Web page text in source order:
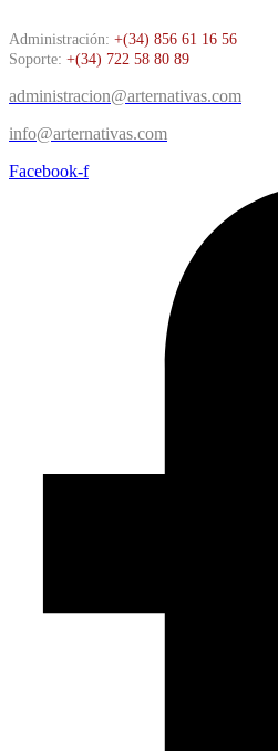
Administración: +(34) 856 61 16 56
Soporte: +(34) 722 58 80 89
administracion@arternativas.com
info@arternativas.com
Facebook-f